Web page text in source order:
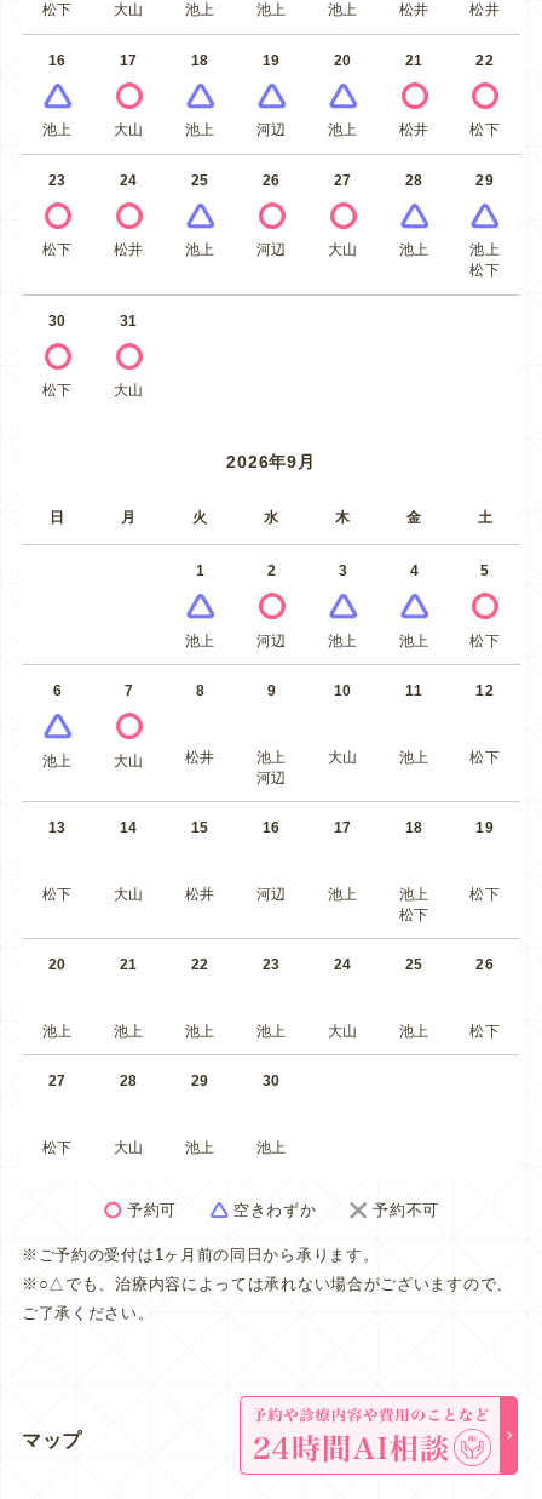
松下 大山 池上 池上 池上 松井 松井
16
池上
17
大山
18
池上
19
河辺
20
池上
21
松井
22
松下
23
松下
24
松井
25
池上
26
河辺
27
大山
28
池上
29
池上
松下
30
松下
31
大山
2026年9月
日 月 火 水 木 金 土
1
池上
2
河辺
3
池上
4
池上
5
松下
6
池上
7
大山
8
松井
9
池上
河辺
10
大山
11
池上
12
松下
13
松下
14
大山
15
松井
16
河辺
17
池上
18
池上
松下
19
松下
20
池上
21
池上
22
池上
23
池上
24
大山
25
池上
26
松下
27
松下
28
大山
29
池上
30
池上
予約可 空きわずか 予約不可
※ご予約の受付は1ヶ月前の同日から承ります。
※○△でも、治療内容によっては承れない場合がございますので、
ご了承ください。
マップ